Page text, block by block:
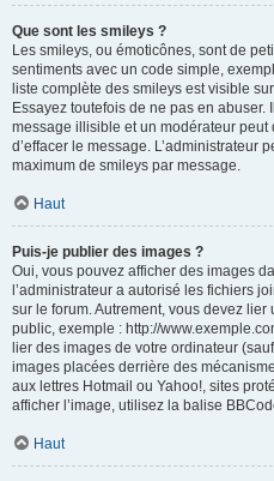
Que sont les smileys ?
Les smileys, ou émoticônes, sont de
sentiments avec un code simple,
liste complète des smileys est visible
Essayez toutefois de ne pas en
message illisible et un modérateur
d’effacer le message. L’administrateur
maximum de smileys par message.
Haut
Puis-je publier des images ?
Oui, vous pouvez afficher des images
l’administrateur a autorisé les fichiers
sur le forum. Autrement, vous devez
public, exemple : http://
lier des images de votre ordinateur
images placées derrière des
aux lettres Hotmail ou Yahoo!, sites
afficher l’image, utilisez la balise
Haut